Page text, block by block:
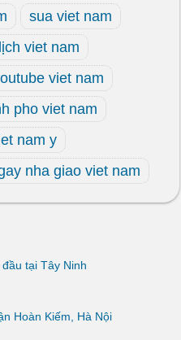
sua viet nam
viet nam
viet nam
pho viet nam
nam y
nha giao viet nam
tại Tây Ninh
Hoàn Kiếm, Hà Nội